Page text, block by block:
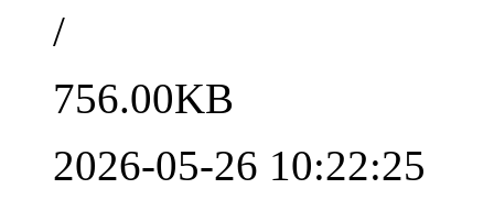
/
756.00KB
2026-05-26 10:22:25